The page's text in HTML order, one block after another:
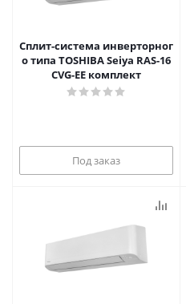
Сплит-система инверторног
о типа TOSHIBA Seiya RAS-16
CVG-EE комплект
Под заказ